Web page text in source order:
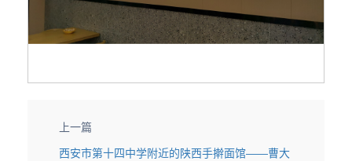
上一篇
西安市第十四中学附近的陕西手擀面馆——曹大